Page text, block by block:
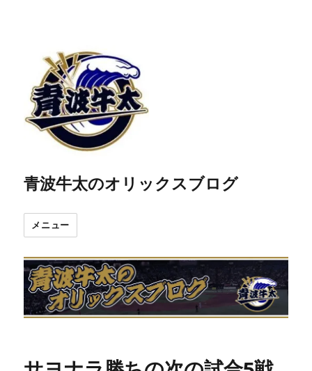
青波牛太のオリックスブログ
メニュー